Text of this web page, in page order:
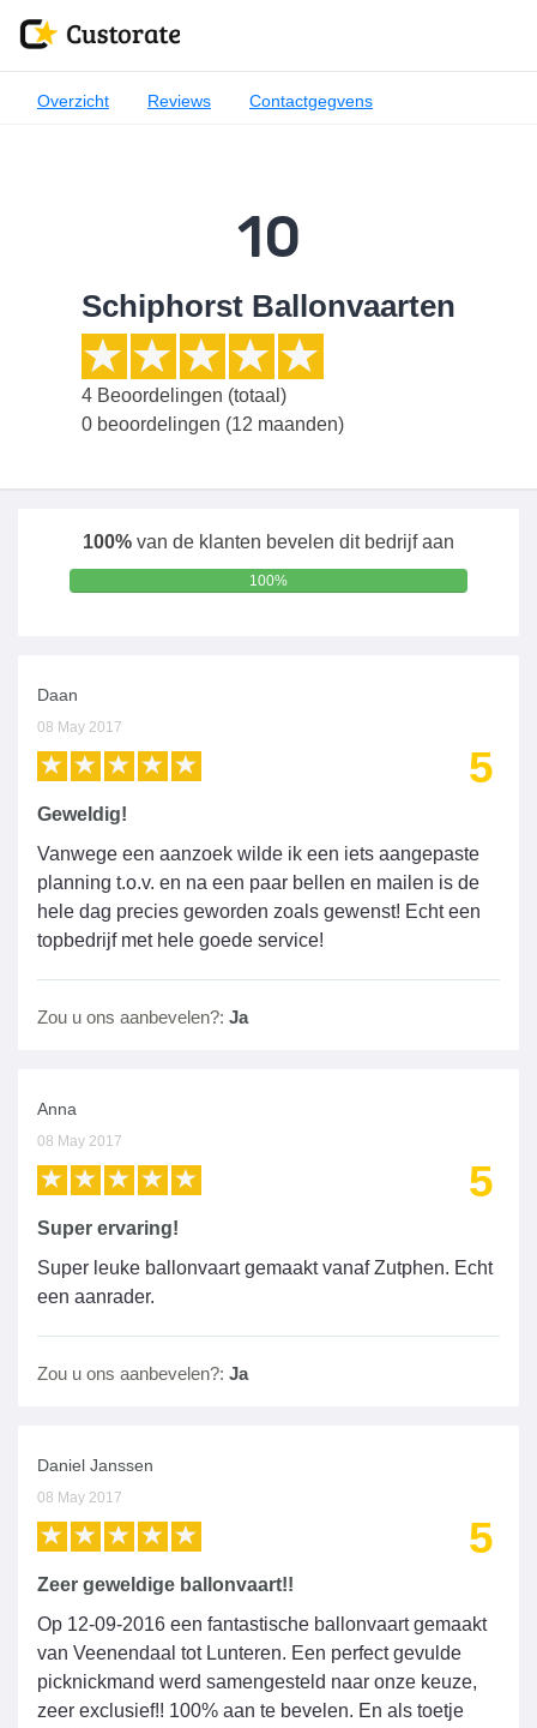
Overzicht Reviews Contactgegvens
10
Schiphorst Ballonvaarten
4 Beoordelingen (totaal)
0 beoordelingen (12 maanden)
100% van de klanten bevelen dit bedrijf aan
100%
Daan
08 May 2017
5
Geweldig!
Vanwege een aanzoek wilde ik een iets aangepaste
planning t.o.v. en na een paar bellen en mailen is de
hele dag precies geworden zoals gewenst! Echt een
topbedrijf met hele goede service!
Zou u ons aanbevelen?: Ja
Anna
08 May 2017
5
Super ervaring!
Super leuke ballonvaart gemaakt vanaf Zutphen. Echt
een aanrader.
Zou u ons aanbevelen?: Ja
Daniel Janssen
08 May 2017
5
Zeer geweldige ballonvaart!!
Op 12-09-2016 een fantastische ballonvaart gemaakt
van Veenendaal tot Lunteren. Een perfect gevulde
picknickmand werd samengesteld naar onze keuze,
zeer exclusief!! 100% aan te bevelen. En als toetje